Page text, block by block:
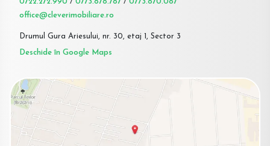
office@cleverimobiliare.ro
Drumul Gura Ariesului, nr. 30, etaj 1, Sector 3
Deschide în Google Maps